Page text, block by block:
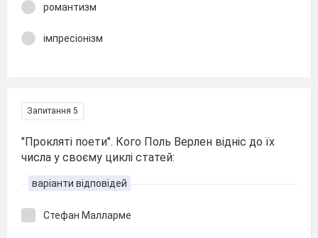
романтизм
імпресіонізм
Запитання 5
"Прокляті поети". Кого Поль Верлен відніс до їх
числа у своєму циклі статей:
варіанти відповідей
Стефан Малларме